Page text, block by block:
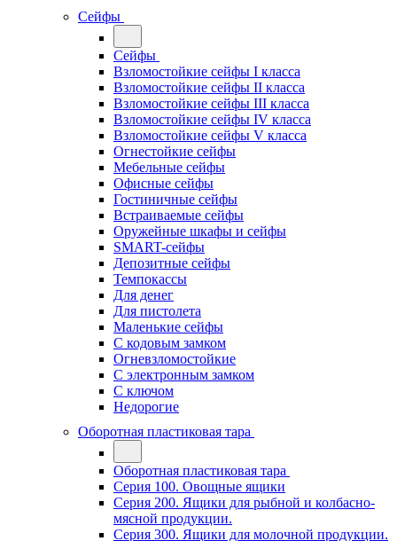
Сейфы
Сейфы
Взломостойкие сейфы I класса
Взломостойкие сейфы II класса
Взломостойкие сейфы III класса
Взломостойкие сейфы IV класса
Взломостойкие сейфы V класса
Огнестойкие сейфы
Мебельные сейфы
Офисные сейфы
Гостиничные сейфы
Встраиваемые сейфы
Оружейные шкафы и сейфы
SMART-сейфы
Депозитные сейфы
Темпокассы
Для денег
Для пистолета
Маленькие сейфы
С кодовым замком
Огневзломостойкие
С электронным замком
С ключом
Недорогие
Оборотная пластиковая тара
Оборотная пластиковая тара
Серия 100. Овощные ящики
Серия 200. Ящики для рыбной и колбасно-
мясной продукции.
Серия 300. Ящики для молочной продукции.